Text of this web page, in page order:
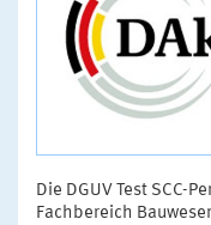
Die DGUV Test SCC-
Fachbereich